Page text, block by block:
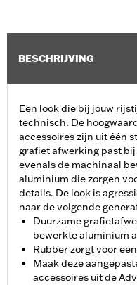
BESCHRIJVING
Een look die bij jouw
technisch. De
accessoires zijn uit één
grafiet afwerking past
evenals de machinaal
aluminium die zorgen
details. De look is
naar de volgende
Duurzame
bewerkte aluminium
Rubber zorgt voor
Maak deze
accessoires uit de